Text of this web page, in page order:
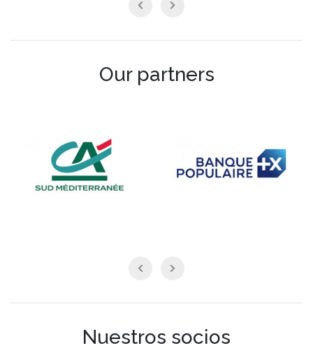
Our partners
Nuestros socios